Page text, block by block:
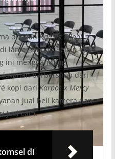
denganDarwis Triadi
lantai empat. Selain itu,
ini menggandeng
barbershop dari
kopi dari Karpos x Mercy
jual beli kamera dan
Joel cam.
di